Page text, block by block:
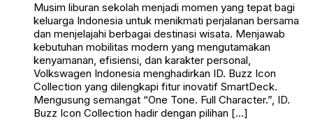
Musim liburan sekolah menjadi momen yang tepat bagi
keluarga Indonesia untuk menikmati perjalanan bersama
dan menjelajahi berbagai destinasi wisata. Menjawab
kebutuhan mobilitas modern yang mengutamakan
kenyamanan, efisiensi, dan karakter personal,
Volkswagen Indonesia menghadirkan ID. Buzz Icon
Collection yang dilengkapi fitur inovatif SmartDeck.
Mengusung semangat “One Tone. Full Character.”, ID.
Buzz Icon Collection hadir dengan pilihan […]